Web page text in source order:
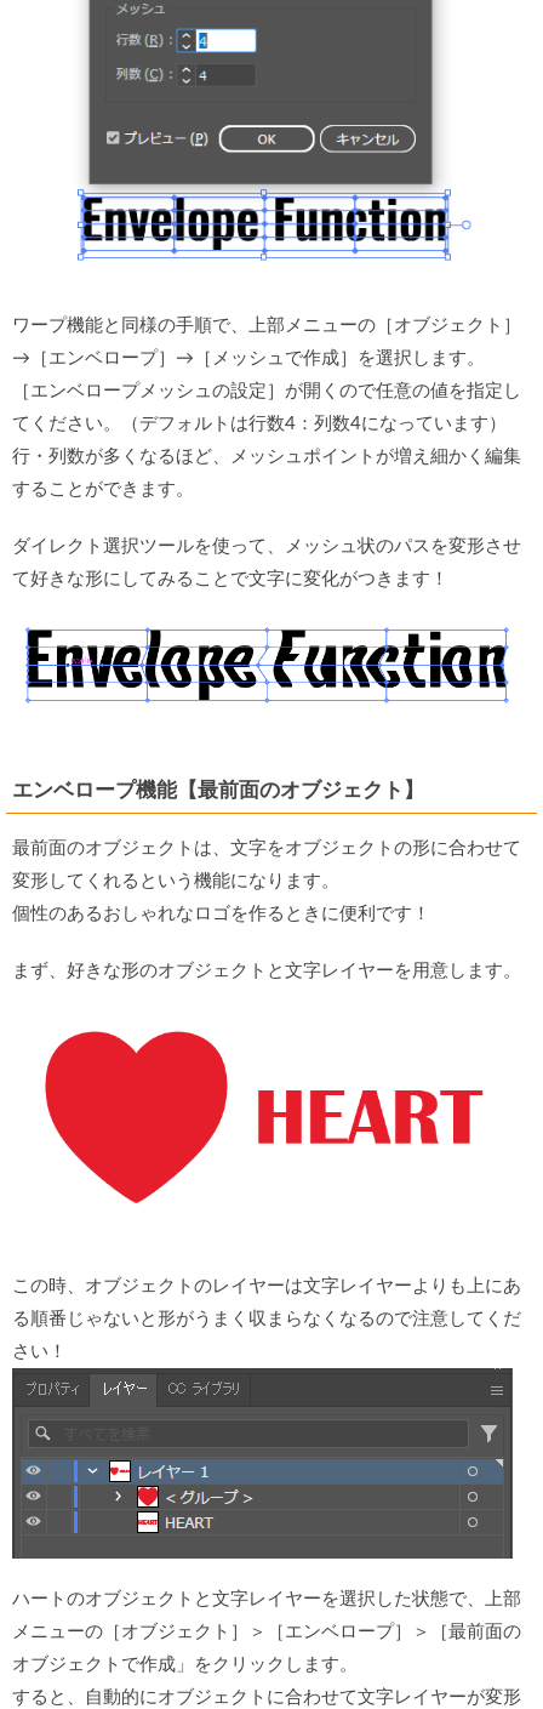
ワープ機能と同様の手順で、上部メニューの［オブジェクト］
→［エンベロープ］→［メッシュで作成］を選択します。
［エンベロープメッシュの設定］が開くので任意の値を指定し
てください。（デフォルトは行数4：列数4になっています）
行・列数が多くなるほど、メッシュポイントが増え細かく編集
することができます。
ダイレクト選択ツールを使って、メッシュ状のパスを変形させ
て好きな形にしてみることで文字に変化がつきます！
エンベロープ機能【最前面のオブジェクト】
最前面のオブジェクトは、文字をオブジェクトの形に合わせて
変形してくれるという機能になります。
個性のあるおしゃれなロゴを作るときに便利です！
まず、好きな形のオブジェクトと文字レイヤーを用意します。
この時、オブジェクトのレイヤーは文字レイヤーよりも上にあ
る順番じゃないと形がうまく収まらなくなるので注意してくだ
さい！
ハートのオブジェクトと文字レイヤーを選択した状態で、上部
メニューの［オブジェクト］＞［エンベロープ］＞［最前面の
オブジェクトで作成」をクリックします。
すると、自動的にオブジェクトに合わせて文字レイヤーが変形